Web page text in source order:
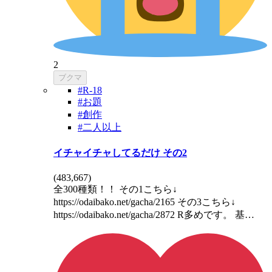
2
ブクマ
#R-18
#お題
#創作
#二人以上
イチャイチャしてるだけ その2
(483,667)
全300種類！！ その1こちら↓
https://odaibako.net/gacha/2165 その3こちら↓
https://odaibako.net/gacha/2872 R多めです。 基…